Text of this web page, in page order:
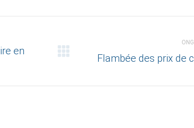
en
OngletFlambée des prix de